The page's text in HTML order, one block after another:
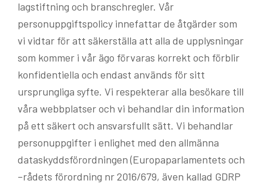
lagstiftning och branschregler. Vår
personuppgiftspolicy innefattar de åtgärder som
vi vidtar för att säkerställa att alla de upplysningar
som kommer i vår ägo förvaras korrekt och förblir
konfidentiella och endast används för sitt
ursprungliga syfte. Vi respekterar alla besökare till
våra webbplatser och vi behandlar din information
på ett säkert och ansvarsfullt sätt. Vi behandlar
personuppgifter i enlighet med den allmänna
dataskyddsförordningen (Europaparlamentets och
–rådets förordning nr 2016/679, även kallad GDRP